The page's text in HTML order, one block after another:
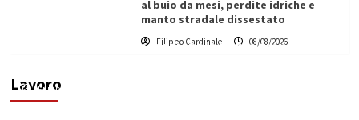
al buio da mesi, perdite idriche e
manto stradale dissestato
Filippo Cardinale 08/08/2026
Lavoro
L’ingegnere saccense Buscarnera partner chiave
di un progetto transnazionale per la transizione
Filippo Cardinale